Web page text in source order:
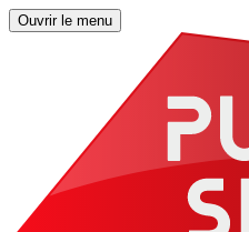
Ouvrir le menu